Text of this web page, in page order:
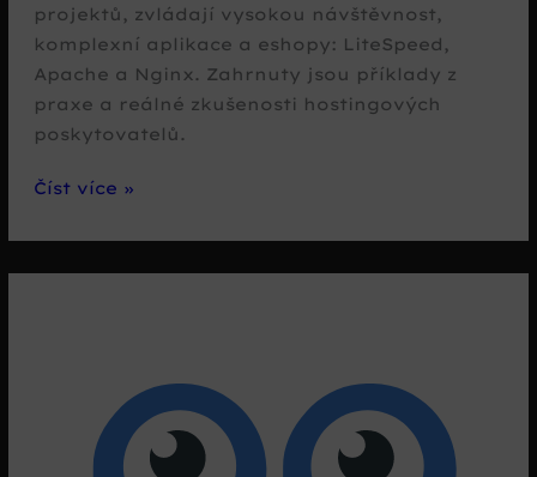
projektů, zvládají vysokou návštěvnost,
komplexní aplikace a eshopy: LiteSpeed,
Apache a Nginx. Zahrnuty jsou příklady z
praxe a reálné zkušenosti hostingových
poskytovatelů.
LiteSpeed,
a
Nginx:
Číst více »